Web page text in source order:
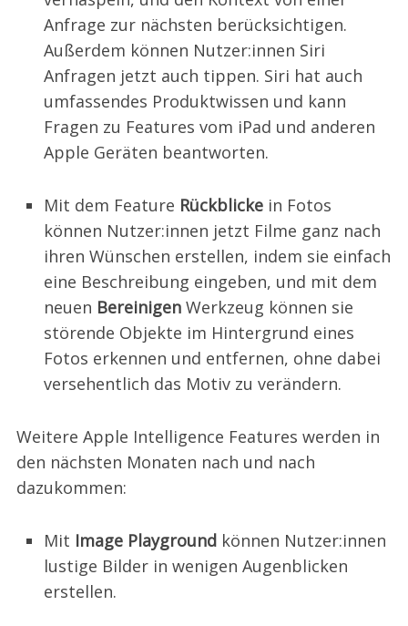
Anfrage zur nächsten berücksichtigen.
Außerdem können Nutzer:innen Siri
Anfragen jetzt auch tippen. Siri hat auch
umfassendes Produktwissen und kann
Fragen zu Features vom iPad und anderen
Apple Geräten beantworten.
Mit dem Feature Rückblickein Fotos
können Nutzer:innen jetzt Filme ganz nach
ihren Wünschen erstellen, indem sie einfach
eine Beschreibung eingeben, und mit dem
neuen BereinigenWerkzeug können sie
störende Objekte im Hintergrund eines
Fotos erkennen und entfernen, ohne dabei
versehentlich das Motiv zu verändern.
Weitere Apple Intelligence Features werden in
den nächsten Monaten nach und nach
dazukommen:
Mit Image Playgroundkönnen Nutzer:innen
lustige Bilder in wenigen Augenblicken
erstellen.